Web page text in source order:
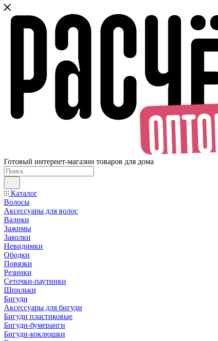
Готовый интернет-магазин товаров для дома
Каталог
Волосы
Аксессуары для волос
Валики
Зажимы
Заколки
Невидимки
Ободки
Повязки
Резинки
Сеточки-паутинки
Шпильки
Бигуди
Аксессуары для бигуди
Бигуди пластиковые
Бигуди-бумеранги
Бигуди-коклюшки